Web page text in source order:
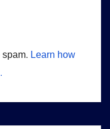
Learn how